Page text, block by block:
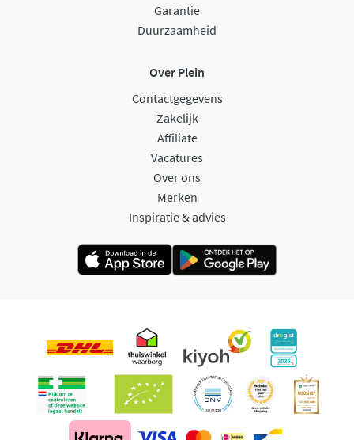
Garantie
Duurzaamheid
Over Plein
Contactgegevens
Zakelijk
Affiliate
Vacatures
Over ons
Merken
Inspiratie & advies